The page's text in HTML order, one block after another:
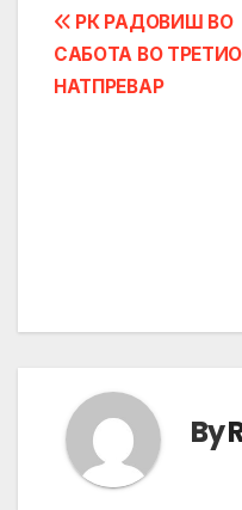
Post
РК РАДОВИШ ВО
САБОТА ВО
НАТПРЕВАР
By